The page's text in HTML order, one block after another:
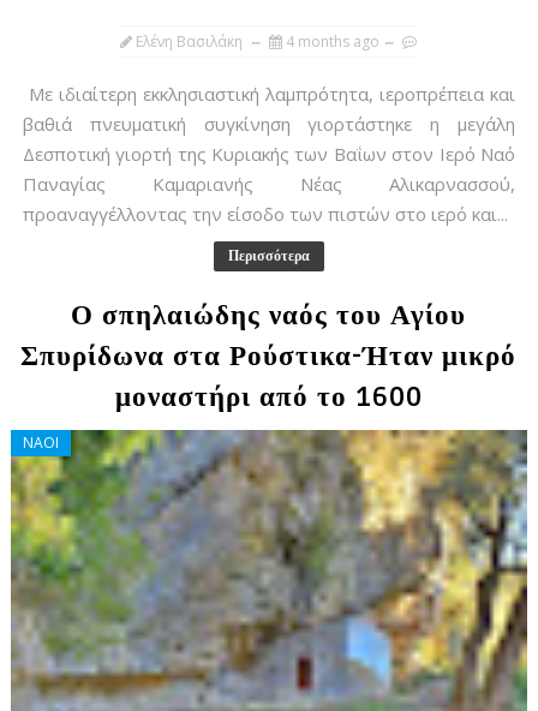
Ελένη Βασιλάκη 4 months ago
Με ιδιαίτερη εκκλησιαστική λαμπρότητα, ιεροπρέπεια και
βαθιά πνευματική συγκίνηση γιορτάστηκε η μεγάλη
Δεσποτική γιορτή της Κυριακής των Βαΐων στον Ιερό Ναό
Παναγίας Καμαριανής Νέας Αλικαρνασσού,
προαναγγέλλοντας την είσοδο των πιστών στο ιερό και...
Περισσότερα
Ο σπηλαιώδης ναός του Αγίου
Σπυρίδωνα στα Ρούστικα-Ήταν μικρό
μοναστήρι από το 1600
ΝΑΟΙ